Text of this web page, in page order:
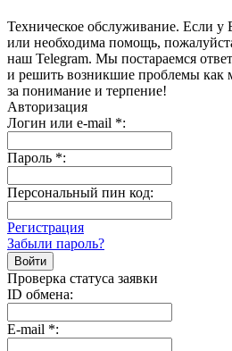
Техническое обслуживание. Если у
или необходима помощь,
наш Telegram. Мы постараемся
и решить возникшие проблемы как
за понимание и терпение!
Авторизация
Логин или e-mail *:
Пароль *:
Персональный пин код:
Регистрация
Забыли пароль?
Проверка статуса заявки
ID обмена:
E-mail *: